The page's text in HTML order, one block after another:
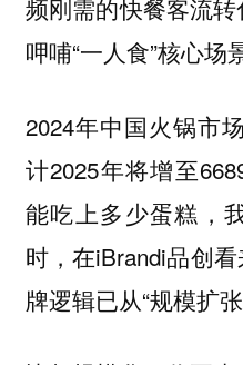
频刚需的快餐客流
呷哺“一人食”核心场
2024年中国火锅市
计2025年将增至
能吃上多少蛋糕，
时，在iBrandi品创
牌逻辑已从“规模扩张